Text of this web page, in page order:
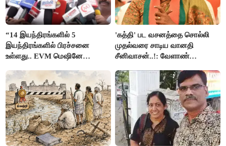
“14 இயந்திரங்களில் 5
இயந்திரங்களில் பிரச்சனை
உள்ளது.. EVM மெஷினே
இளங்கோ
'கத்தி' பட வசனத்தை சொல்லி
முதல்வரை சாடிய வானதி
சீனிவாசன்..!: வேளாண்
எதிர்ப்பு!